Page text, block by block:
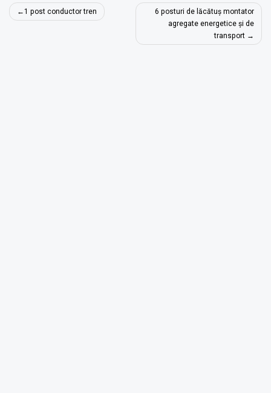
Navigare
în
1 post conductor tren
6 posturi de lăcătuș montator
agregate energetice și de
transport